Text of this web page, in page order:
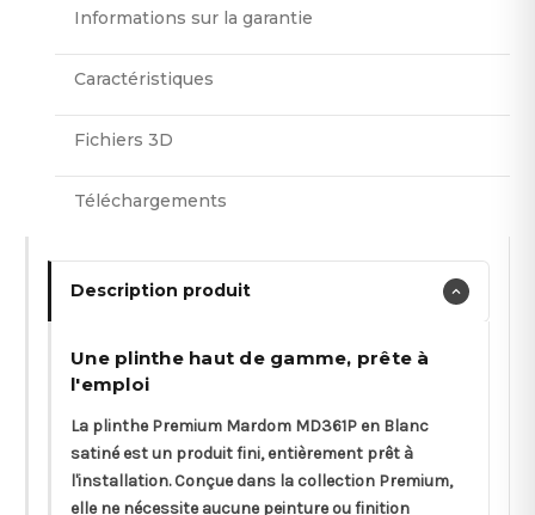
Informations sur la garantie
Caractéristiques
Fichiers 3D
Téléchargements
Description produit
Une plinthe haut de gamme, prête à
l'emploi
La plinthe Premium Mardom MD361P en Blanc
satiné est un produit fini, entièrement prêt à
l'installation. Conçue dans la collection Premium,
elle ne nécessite aucune peinture ou finition